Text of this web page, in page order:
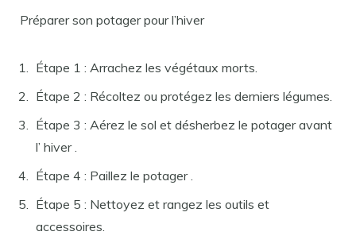
Préparer son potager pour l’hiver
Étape 1 : Arrachez les végétaux morts.
Étape 2 : Récoltez ou protégez les derniers légumes.
Étape 3 : Aérez le sol et désherbez le potager avant
l’ hiver .
Étape 4 : Paillez le potager .
Étape 5 : Nettoyez et rangez les outils et
accessoires.